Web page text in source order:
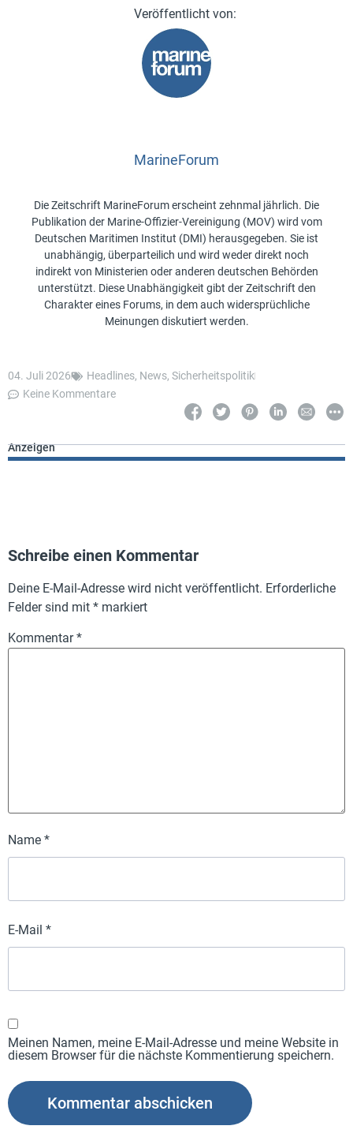
MarineForum
Die Zeitschrift MarineForum erscheint zehnmal jährlich. Die
Publikation der Marine-Offizier-Vereinigung (MOV) wird vom
Deutschen Maritimen Institut (DMI) herausgegeben. Sie ist
unabhängig, überparteilich und wird weder direkt noch
indirekt von Ministerien oder anderen deutschen Behörden
unterstützt. Diese Unabhängigkeit gibt der Zeitschrift den
Charakter eines Forums, in dem auch widersprüchliche
Meinungen diskutiert werden.
04. Juli 2026 Headlines, News, Sicherheitspolitik
Keine Kommentare
Anzeigen
Schreibe einen Kommentar
Deine E-Mail-Adresse wird nicht veröffentlicht. Erforderliche
Felder sind mit * markiert
Kommentar*
Name *
E-Mail *
Meinen Namen, meine E-Mail-Adresse und meine Website in
diesem Browser für die nächste Kommentierung speichern.